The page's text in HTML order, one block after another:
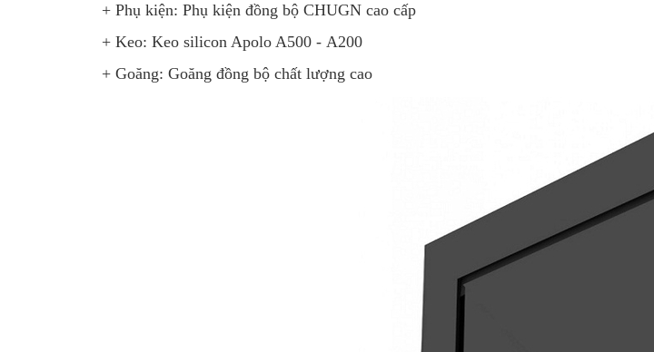
+ Phụ kiện: Phụ kiện đồng bộ CHUGN cao cấp
+ Keo: Keo silicon Apolo A500 - A200
+ Goăng: Goăng đồng bộ chất lượng cao